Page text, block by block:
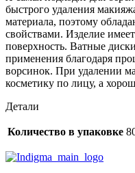
быстрого удаления
материала, поэтому
свойствами. Изделие
поверхность. Ватные
применения благодаря
ворсинок. При удалении
косметику по лицу, а
Детали
Количество в упаковке